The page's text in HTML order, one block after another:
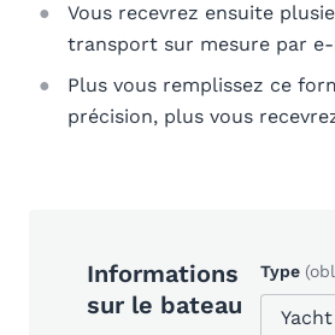
Vous recevrez ensuite
transport sur mesure par
Plus vous remplissez ce
précision, plus vous
Informations
sur le bateau
Type